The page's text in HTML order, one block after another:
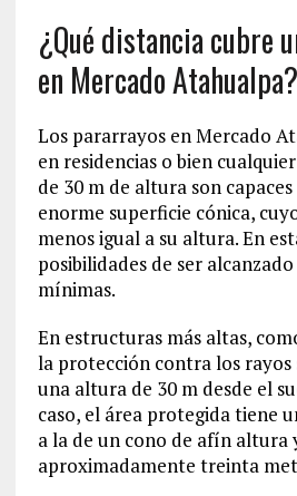
¿Qué distancia cubre
en Mercado Atahualpa?
Los pararrayos en Mercado
en residencias o bien
de 30 m de altura son
enorme superficie cónica,
menos igual a su altura. En
posibilidades de ser
mínimas.
En estructuras más altas,
la protección contra los rayos
una altura de 30 m desde el
caso, el área protegida tiene
a la de un cono de afín altura
aproximadamente treinta